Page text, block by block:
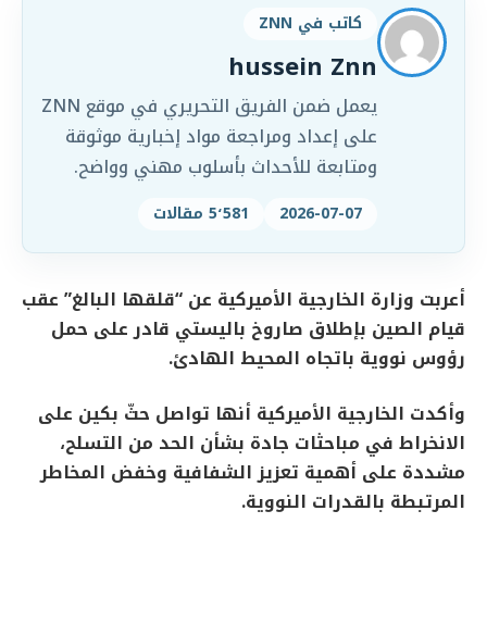
كاتب في ZNN
hussein Znn
يعمل ضمن الفريق التحريري في موقع ZNN
على إعداد ومراجعة مواد إخبارية موثوقة
ومتابعة للأحداث بأسلوب مهني وواضح.
2026-07-07 5٬581 مقالات
أعربت وزارة الخارجية الأميركية عن “قلقها البالغ” عقب
قيام الصين بإطلاق صاروخ باليستي قادر على حمل
رؤوس نووية باتجاه المحيط الهادئ.
وأكدت الخارجية الأميركية أنها تواصل حثّ بكين على
الانخراط في مباحثات جادة بشأن الحد من التسلح،
مشددة على أهمية تعزيز الشفافية وخفض المخاطر
المرتبطة بالقدرات النووية.